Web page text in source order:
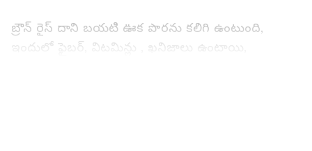
బ్రౌన్ రైస్ దాని బయటి ఊక పొరను కలిగి ఉంటుంది,
ఇందులో ఫైబర్, విటమిన్లు , ఖనిజాలు ఉంటాయి,